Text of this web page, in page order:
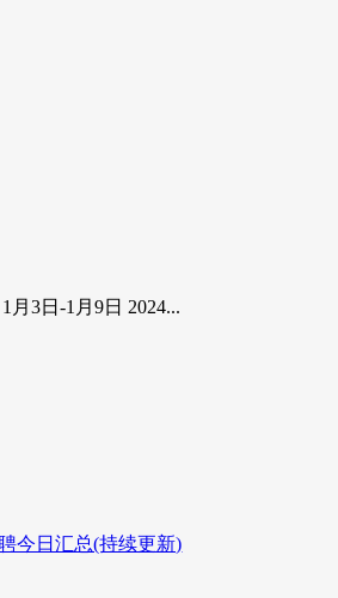
3日-1月9日 2024...
今日汇总(持续更新)